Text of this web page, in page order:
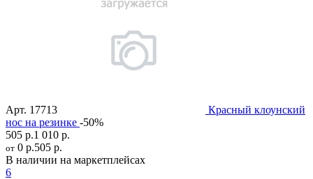
Арт. 17713
Красный клоунский
нос на резинке -50%
505 р.1 010 р.
от 0 р.505 р.
В наличии на маркетплейсах
6